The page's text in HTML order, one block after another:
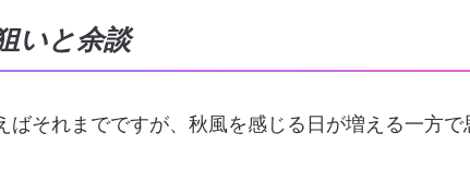
いと余談
ばそれまでですが、秋風を感じる日が増える一方